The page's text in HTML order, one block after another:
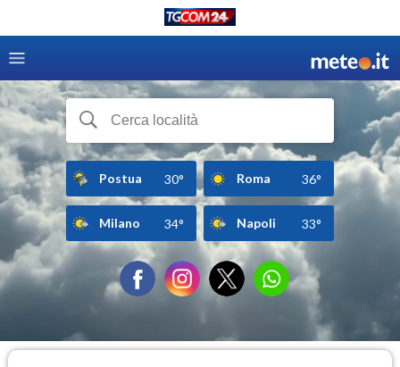
Postua 30° Roma 36°
Milano 34° Napoli 33°